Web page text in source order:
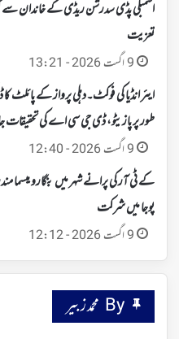
اسمبلی پڈی سدرشن ریڈی کے خاندان
تعزیت
9 اگست 2026 - 13:21
ایئر انڈیا کی فوکٹ۔دہلی پرواز کے پائلٹ
طور پر پازیٹو، ڈی جی سی اے کی
9 اگست 2026 - 12:40
کے ٹی آر کی پرانے شہر میں بنگارو میسما
پوجا میں شرکت
9 اگست 2026 - 12:12
By محمد زبیر